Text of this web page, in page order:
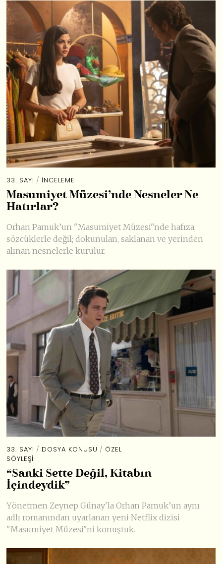
33. SAYI / İNCELEME
Masumiyet Müzesi’nde Nesneler Ne
Hatırlar?
Orhan Pamuk’un "Masumiyet Müzesi"nde hafıza,
sözcüklerle değil; dokunulan, saklanan ve yerinden
alınan nesnelerle kurulur.
33. SAYI / DOSYA KONUSU / ÖZEL
SÖYLEŞI
“Sanki Sette Değil, Kitabın
İçindeydik”
Yönetmen Zeynep Günay'la Orhan Pamuk’un aynı
adlı romanından uyarlanan yeni Netflix dizisi
"Masumiyet Müzesi"ni konuştuk.